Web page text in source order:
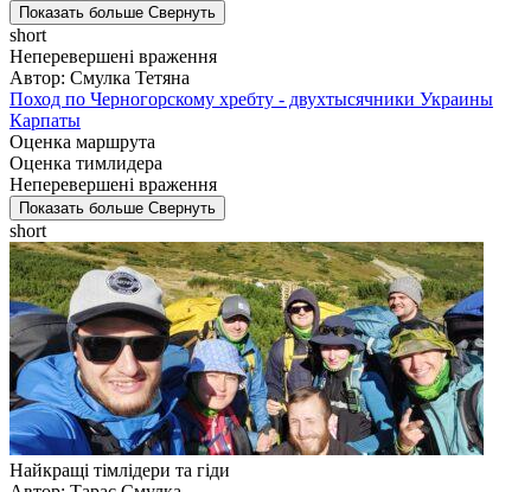
Показать больше Свернуть
short
Неперевершені враження
Автор: Смулка Тетяна
Поход по Черногорскому хребту - двухтысячники Украины
Карпаты
Оценка маршрута
Оценка тимлидера
Неперевершені враження
Показать больше Свернуть
short
Найкращі тімлідери та гіди